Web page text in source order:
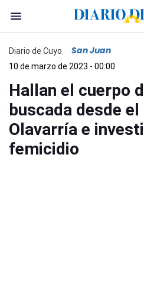
Diario de Cuyo San Juan
10 de marzo de 2023 - 00:00
Hallan el cuerpo
buscada desde el
Olavarría e
femicidio